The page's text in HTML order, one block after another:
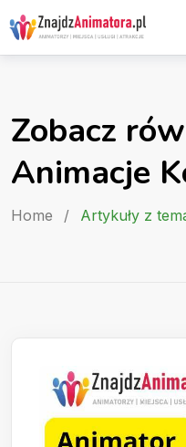
Skip
to
content
Zobacz
Animacje
Home / Artykuły z